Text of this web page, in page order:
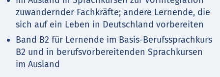
zuwandernder Fachkräfte; andere Lernende, die
sich auf ein Leben in Deutschland vorbereiten
Band B2 für Lernende im Basis-Berufssprachkurs
B2 und in berufsvorbereitenden Sprachkursen
im Ausland